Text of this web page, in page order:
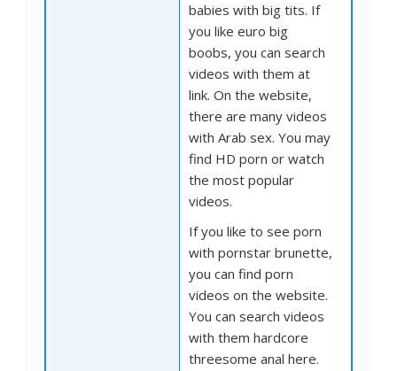
babies with big tits. If
you like euro big
boobs, you can search
videos with them at
link. On the website,
there are many videos
with Arab sex. You may
find HD porn or watch
the most popular
videos.
If you like to see porn
with pornstar brunette,
you can find porn
videos on the website.
You can search videos
with them hardcore
threesome anal here.